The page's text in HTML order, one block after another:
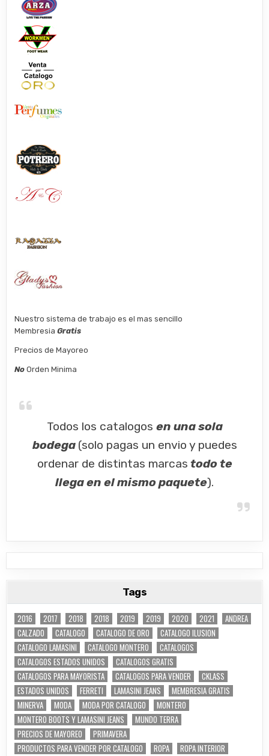
Nuestro sistema de trabajo es el mas sencillo
MembresiaGratis
Precios de Mayoreo
No Orden Minima
Todos los catalogos en una sola
bodega (solo pagas un envio y puedes
ordenar de distintas marcas todo te
llega en el mismo paquete).
Tags
2016 2017 2018 2018 2019 2019 2020 2021
ANDREA
CALZADO
CATALOGO CATALOGO DE ORO
CATALOGO ILUSION
CATALOGO LAMASINI
CATALOGO MONTERO
CATALOGOS
CATALOGOS ESTADOS UNIDOS
CATALOGOS GRATIS
CATALOGOS PARA MAYORISTA
CATALOGOS PARA VENDER
CKLASS
ESTADOS UNIDOS
FERRETI LAMASINI JEANS
MEMBRESIA GRATIS
MINERVA
MODA MODA POR CATALOGO
MONTERO
MONTERO BOOTS Y LAMASINI JEANS
MUNDO TERRA
PRECIOS DE MAYOREO
PRIMAVERA
PRODUCTOS PARA VENDER POR CATALOGO
ROPA
ROPA INTERIOR